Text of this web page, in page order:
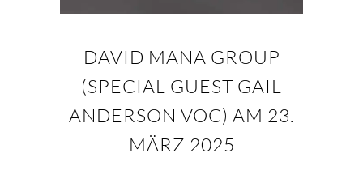
DAVID MANA GROUP
(SPECIAL GUEST GAIL
ANDERSON VOC) AM 23.
MÄRZ 2025